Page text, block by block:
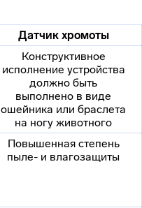
Датчик хромоты
Конструктивное
исполнение устройства
должно быть
выполнено в виде
ошейника или браслета
на ногу животного
Повышенная степень
пыле- и влагозащиты